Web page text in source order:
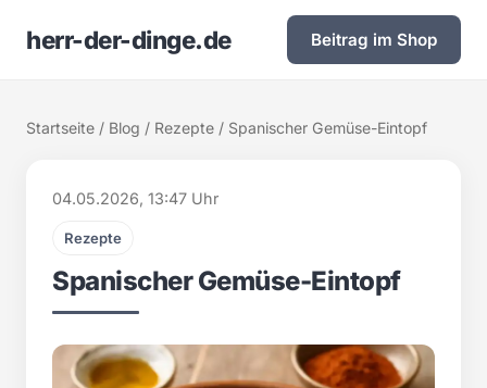
herr-der-dinge.de Beitrag im Shop
Startseite / Blog / Rezepte / Spanischer Gemüse-Eintopf
04.05.2026, 13:47 Uhr
Rezepte
Spanischer Gemüse-Eintopf